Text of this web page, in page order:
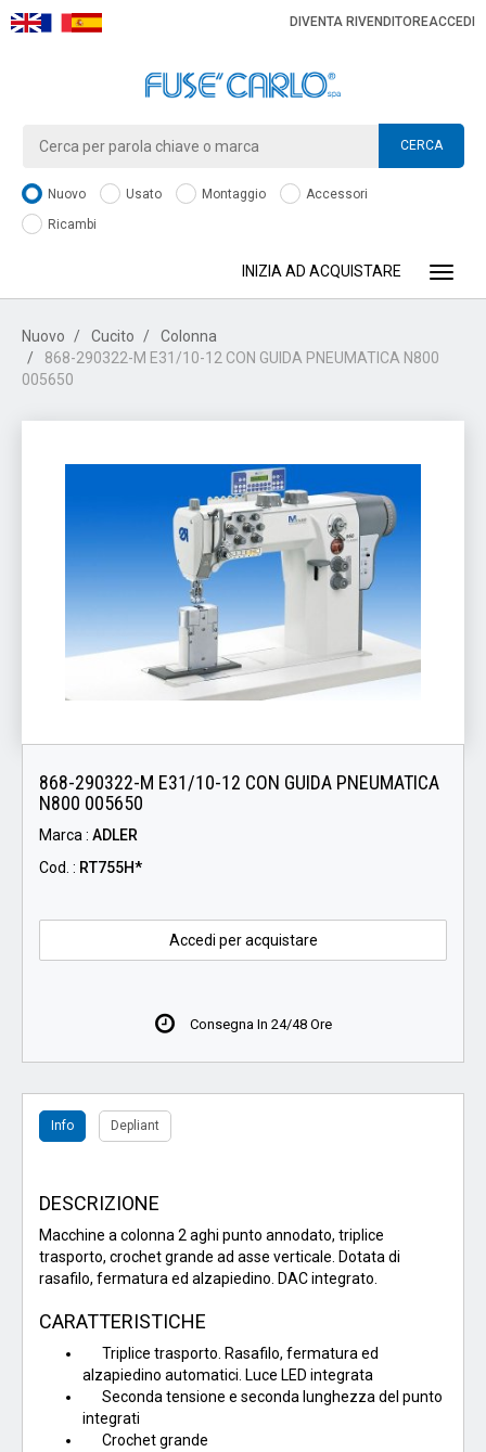
DIVENTA RIVENDITOREACCEDI
CERCA
Nuovo Usato Montaggio
Accessori
Ricambi
INIZIA AD ACQUISTARE
Nuovo Cucito
Colonna
868-290322-M E31/10-12 CON GUIDA PNEUMATICA N800
005650
868-290322-M E31/10-12 CON GUIDA PNEUMATICA
N800 005650
Marca : ADLER
Cod. : RT755H*
Accedi per acquistare
Consegna In 24/48 Ore
Info Depliant
DESCRIZIONE
Macchine a colonna 2 aghi punto annodato, triplice
trasporto, crochet grande ad asse verticale. Dotata di
rasafilo, fermatura ed alzapiedino. DAC integrato.
CARATTERISTICHE
Triplice trasporto. Rasafilo, fermatura ed
alzapiedino automatici. Luce LED integrata
Seconda tensione e seconda lunghezza del punto
integrati
Crochet grande